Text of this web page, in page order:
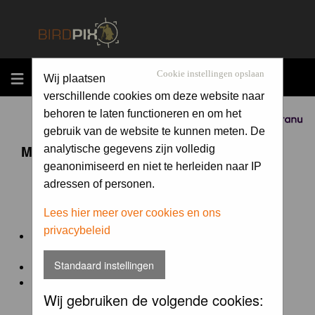
MENU
Sponsored by
Cookie instellingen opslaan
Wij plaatsen
verschillende cookies om deze website naar
behoren te laten functioneren en om het
gebruik van de website te kunnen meten. De
analytische gegevens zijn volledig
geanonimiseerd en niet te herleiden naar IP
adressen of personen.
Lees hier meer over cookies en ons
privacybeleid
Standaard instellingen
Wij gebruiken de volgende cookies:
Maandopdracht 'lentekriebels'
De maandopdracht van Birdpix is een competitie voor
en door de Birdpix fotografen community:
Het onderwerp van de opdracht wordt bepaald door de
winnaar van de laatste maandopdracht
De community nomineert de winnaar.
Geregistreerde gebruikers van Birdpix kunnen onder
deze voorwaardendeelnemen.